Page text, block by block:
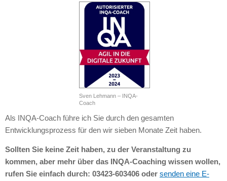
Sven Lehmann – INQA-
Coach
Als INQA-Coach führe ich Sie durch den gesamten
Entwicklungsprozess für den wir sieben Monate Zeit haben.
Sollten Sie keine Zeit haben, zu der Veranstaltung zu
kommen, aber mehr über das INQA-Coaching wissen wollen,
rufen Sie einfach durch: 03423-603406 oder senden eine E-